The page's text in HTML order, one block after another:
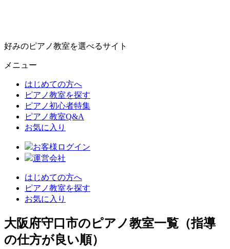
好みのピアノ教室を選べるサイト
メニュー
はじめての方へ
ピアノ教室を探す
ピアノ初心者特集
ピアノ教室Q&A
お気に入り
お客様ログイン
運営会社
はじめての方へ
ピアノ教室を探す
お気に入り
大阪府守口市のピアノ教室一覧（指導
の仕方が良い順）